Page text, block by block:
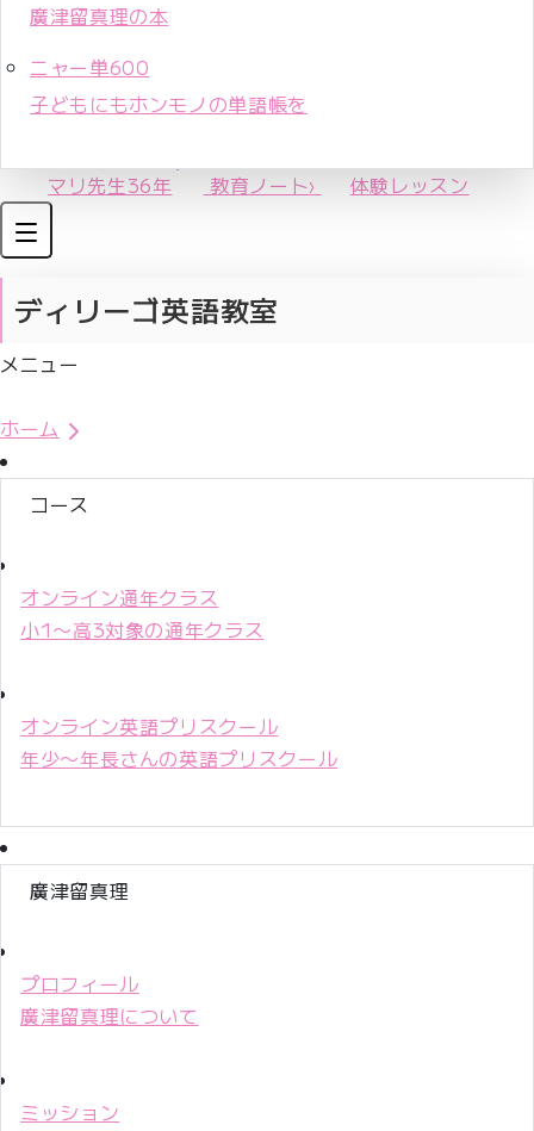
廣津留真理の本
ニャー単600
子どもにもホンモノの単語帳を
マリ先生36年 教育ノート› 体験レッスン
ディリーゴ英語教室
メニュー
ホーム
コース
オンライン通年クラス
小1〜高3対象の通年クラス
オンライン英語プリスクール
年少〜年長さんの英語プリスクール
廣津留真理
プロフィール
廣津留真理について
ミッション